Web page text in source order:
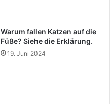
Warum fallen Katzen auf die
Füße? Siehe die Erklärung.
19. Juni 2024